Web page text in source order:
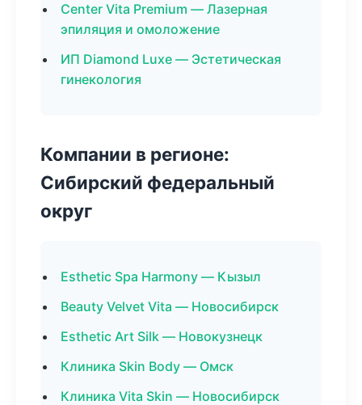
Center Vita Premium — Лазерная
эпиляция и омоложение
ИП Diamond Luxe — Эстетическая
гинекология
Компании в регионе:
Сибирский федеральный
округ
Esthetic Spa Harmony — Кызыл
Beauty Velvet Vita — Новосибирск
Esthetic Art Silk — Новокузнецк
Клиника Skin Body — Омск
Клиника Vita Skin — Новосибирск